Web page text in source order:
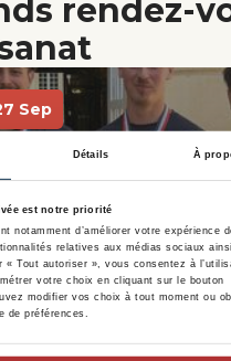
Détails À
est notre priorité
notamment d’améliorer votre expérience
relatives aux médias sociaux
« Tout autoriser », vous consentez à
votre choix en cliquant sur le bouton
modifier vos choix à tout moment ou
de préférences.
rendez-
Sep
l'événement